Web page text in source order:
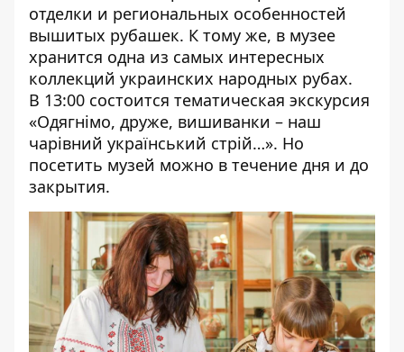
отделки и региональных особенностей
вышитых рубашек. К тому же, в музее
хранится одна из самых интересных
коллекций украинских народных рубах.
В 13:00 состоится тематическая экскурсия
«Одягнімо, друже, вишиванки – наш
чарівний український стрій…». Но
посетить музей можно в течение дня и до
закрытия.